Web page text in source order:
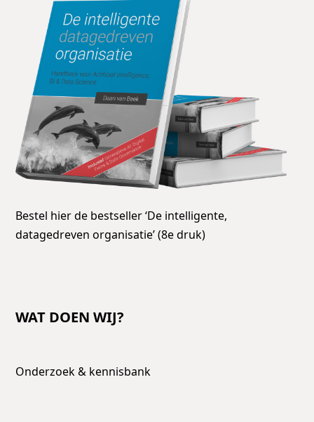
Bestel hier de bestseller ‘De intelligente,
datagedreven organisatie’ (8e druk)
WAT DOEN WIJ?
Onderzoek & kennisbank